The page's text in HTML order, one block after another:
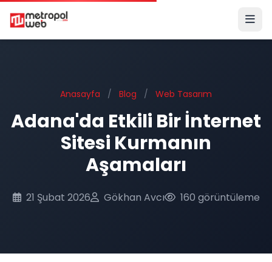
Ana içeriğe geç
Anasayfa / Blog / Web Tasarım
Adana'da Etkili Bir İnternet
Sitesi Kurmanın
Aşamaları
21 Şubat 2026 Gökhan Avcı 160 görüntüleme